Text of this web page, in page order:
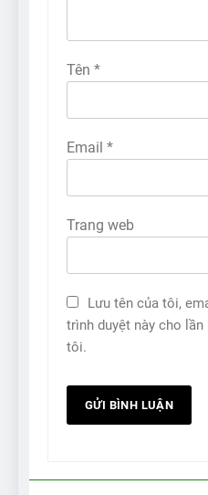
Tên *
Email *
Trang web
Lưu tên của tôi,
trình duyệt này cho
tôi.